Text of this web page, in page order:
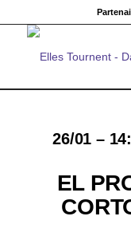
26/01 –
EL